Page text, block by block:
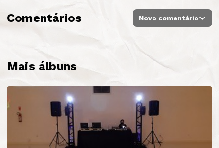
Mais álbuns
Comentários Novo comentário